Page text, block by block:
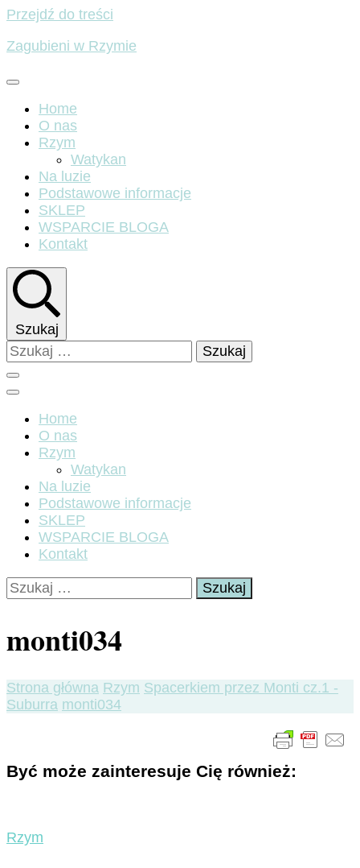
Przejdź do treści
Zagubieni w Rzymie
Home
O nas
Rzym
Watykan
Na luzie
Podstawowe informacje
SKLEP
WSPARCIE BLOGA
Kontakt
Szukaj
Szukaj:
Home
O nas
Rzym
Watykan
Na luzie
Podstawowe informacje
SKLEP
WSPARCIE BLOGA
Kontakt
Szukaj:
monti034
Strona główna Rzym Spacerkiem przez Monti cz.1 -
Suburra monti034
Być może zainteresuje Cię również:
Rzym